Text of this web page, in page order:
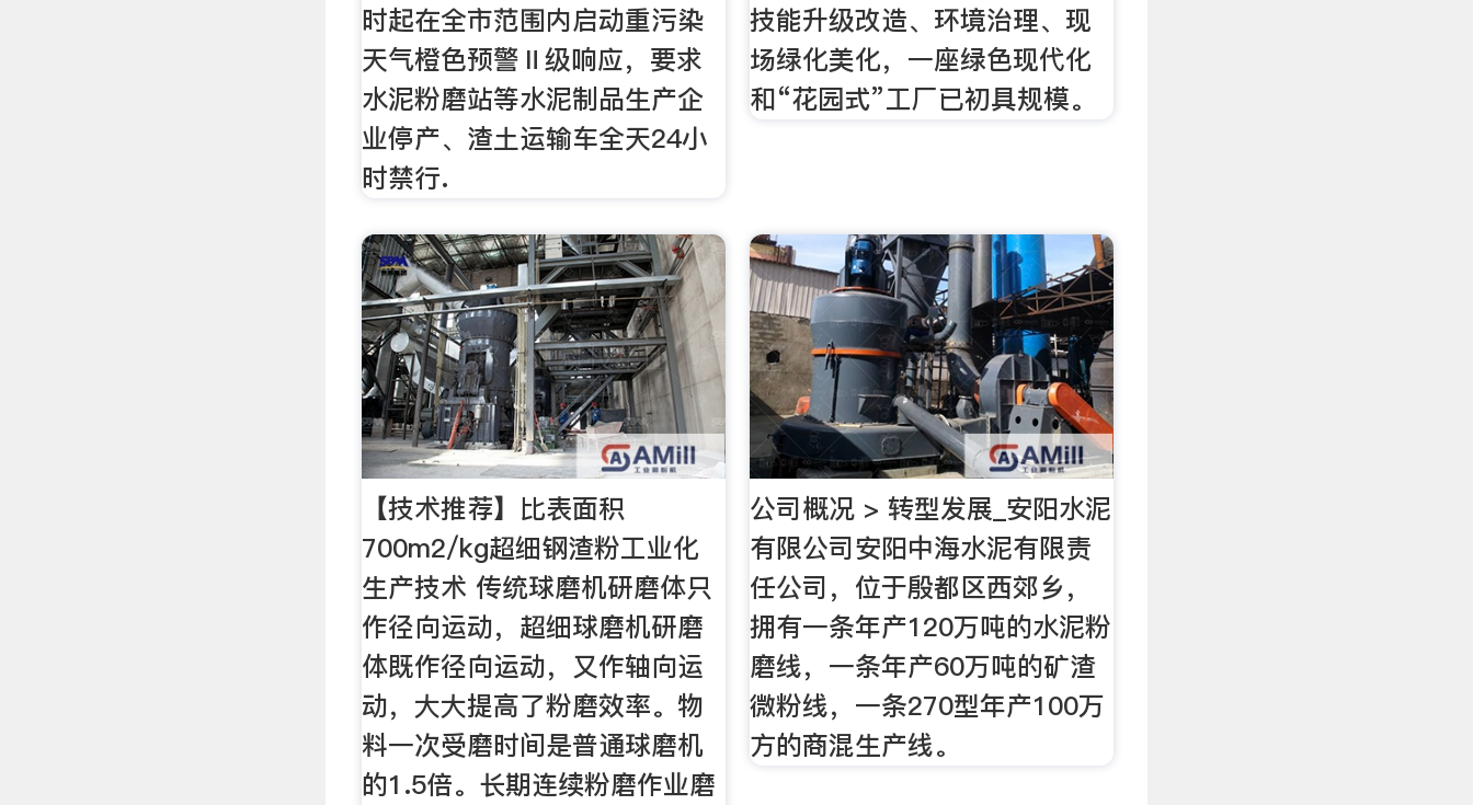
时起在全市范围内启动重污染
天气橙色预警Ⅱ级响应，要求
水泥粉磨站等水泥制品生产企
业停产、渣土运输车全天24小
时禁行.
技能升级改造、环境治理、现
场绿化美化，一座绿色现代化
和“花园式”工厂已初具规模。
【技术推荐】比表面积
700m2/kg超细钢渣粉工业化
生产技术 传统球磨机研磨体只
作径向运动，超细球磨机研磨
体既作径向运动，又作轴向运
动，大大提高了粉磨效率。物
料一次受磨时间是普通球磨机
的1.5倍。长期连续粉磨作业磨
公司概况 > 转型发展_安阳水泥
有限公司安阳中海水泥有限责
任公司，位于殷都区西郊乡，
拥有一条年产120万吨的水泥粉
磨线，一条年产60万吨的矿渣
微粉线，一条270型年产100万
方的商混生产线。